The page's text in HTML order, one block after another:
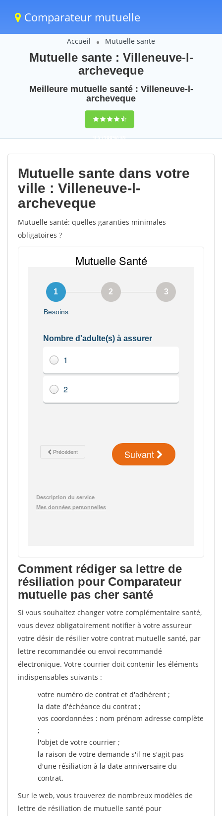
Comparateur mutuelle
Accueil Mutuelle sante
Mutuelle sante : Villeneuve-l-
archeveque
Meilleure mutuelle santé : Villeneuve-l-
archeveque
9,5(100%)39
votes
Mutuelle sante dans votre
ville : Villeneuve-l-
archeveque
Mutuelle santé: quelles garanties minimales
obligatoires ?
Comment rédiger sa lettre de
résiliation pour Comparateur
mutuelle pas cher santé
Si vous souhaitez changer votre complémentaire santé,
vous devez obligatoirement notifier à votre assureur
votre désir de résilier votre contrat mutuelle santé, par
lettre recommandée ou envoi recommandé
électronique. Votre courrier doit contenir les éléments
indispensables suivants :
votre numéro de contrat et d'adhérent ;
la date d'échéance du contrat ;
vos coordonnées : nom prénom adresse complète
;
l'objet de votre courrier ;
la raison de votre demande s'il ne s'agit pas
d'une résiliation à la date anniversaire du
contrat.
Sur le web, vous trouverez de nombreux modèles de
lettre de résiliation de mutuelle santé pour